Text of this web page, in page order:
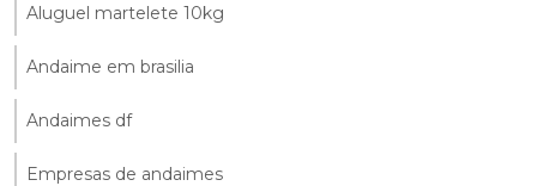
Aluguel martelete 10kg
Andaime em brasilia
Andaimes df
Empresas de andaimes